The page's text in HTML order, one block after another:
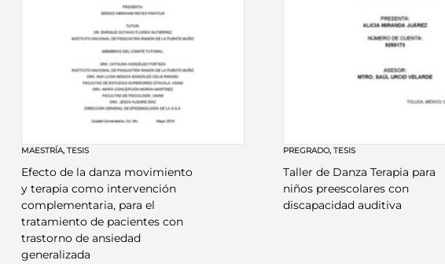
MAESTRÍA, TESIS
Efecto de la danza movimiento
y terapia como intervención
complementaria, para el
tratamiento de pacientes con
trastorno de ansiedad
generalizada
PREGRADO,TESIS
Taller de Danza Terapia para
niños preescolares con
discapacidad auditiva